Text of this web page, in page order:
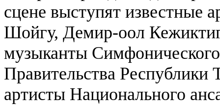
сцене выступят известные
Шойгу, Демир-оол
музыканты
Правительства Республики
артисты Национального